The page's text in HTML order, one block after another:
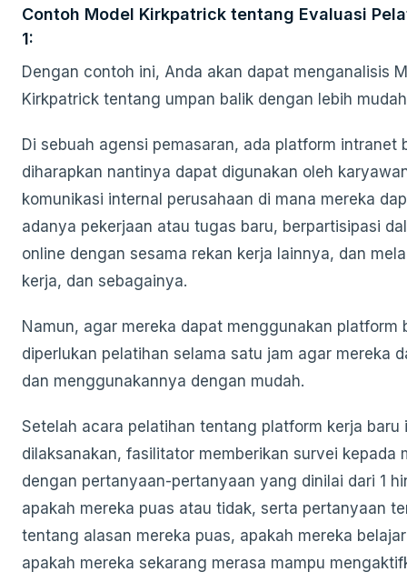
Contoh Model Kirkpatrick tentang Evaluasi
1:
Dengan contoh ini, Anda akan dapat menganalisis
Kirkpatrick tentang umpan balik dengan lebih
Di sebuah agensi pemasaran, ada platform intranet
diharapkan nantinya dapat digunakan oleh
komunikasi internal perusahaan di mana mereka
adanya pekerjaan atau tugas baru, berpartisipasi
online dengan sesama rekan kerja lainnya, dan
kerja, dan sebagainya.
Namun, agar mereka dapat menggunakan platform
diperlukan pelatihan selama satu jam agar mereka
dan menggunakannya dengan mudah.
Setelah acara pelatihan tentang platform kerja baru
dilaksanakan, fasilitator memberikan survei kepada
dengan pertanyaan-pertanyaan yang dinilai dari 1
apakah mereka puas atau tidak, serta pertanyaan
tentang alasan mereka puas, apakah mereka
apakah mereka sekarang merasa mampu